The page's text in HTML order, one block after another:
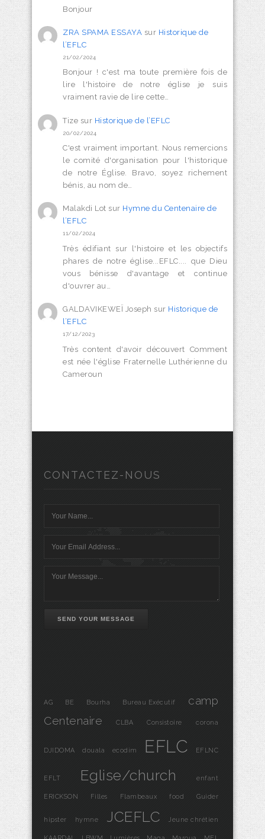
Bonjour
ZRA SPAMA ESSAYA sur Historique de
l’EFLC
21/02/2024
Bonjour ! c'est ma toute première fois de
lire l'histoire de notre église je suis
vraiment ravie de lire cette…
Tize sur Historique de l’EFLC
20/02/2024
C'est vraiment important. Nous remercions
le comité d'organisation pour l'historique
de notre Église. Bravo, soyez richement
bénis, au nom de…
Malakdi Lot sur Hymne du Centenaire de
l’EFLC
11/02/2024
Très édifiant sur l'histoire et les objectifs
phares de notre église...EFLC.... que Dieu
vous bénisse d'avantage et continue
d'ouvrer au…
GALDAVIKEWEÏ Joseph sur Historique de
l’EFLC
17/12/2023
Très content d'avoir découvert Comment
est née l'église Fraternelle Luthérienne du
Cameroun
CONTACTEZ-NOUS
SEND YOUR MESSAGE
AG BE Bourha Bureau Exécutif
camp
Centenaire
CLBA Consistoire corona
DJIDOMA douala ecodim EFLC EFLNC
EFLT Eglise/church enfant
ERICKSON Filles Flambeaux food Guider
hipster hymne JCEFLC Jeune chrétien